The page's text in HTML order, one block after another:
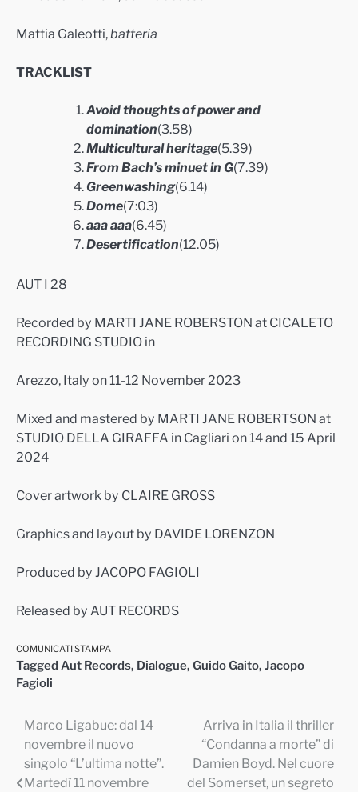
Mattia Galeotti,batteria
TRACKLIST
Avoid thoughts of power and
domination(3.58)
Multicultural heritage(5.39)
From Bach’s minuet in G(7.39)
Greenwashing(6.14)
Dome(7:03)
aaa aaa(6.45)
Desertification(12.05)
AUT I 28
Recorded by MARTI JANE ROBERSTON at CICALETO
RECORDING STUDIO in
Arezzo, Italy on 11-12 November 2023
Mixed and mastered by MARTI JANE ROBERTSON at
STUDIO DELLA GIRAFFA in Cagliari on 14 and 15 April
2024
Cover artwork by CLAIRE GROSS
Graphics and layout by DAVIDE LORENZON
Produced by JACOPO FAGIOLI
Released by AUT RECORDS
COMUNICATI STAMPA
Tagged Aut Records, Dialogue, Guido Gaito, Jacopo
Fagioli
Navigazione
articoli
Marco Ligabue: dal 14
novembre il nuovo
singolo “L’ultima notte”.
Martedì 11 novembre
Arriva in Italia il thriller
“Condanna a morte” di
Damien Boyd. Nel cuore
del Somerset, un segreto